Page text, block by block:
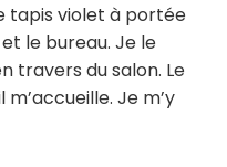
tapis violet à portée
le bureau. Je le
travers du salon. Le
Je m’y